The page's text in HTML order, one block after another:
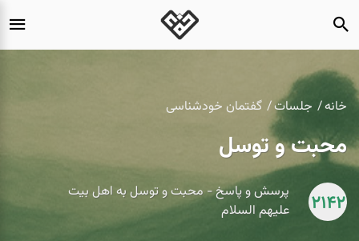
خانه جلسات گفتمان خودشناسی
محبت و توسل
2142
پرسش و پاسخ - محبت و توسل به اهل بیت
علیهم السلام